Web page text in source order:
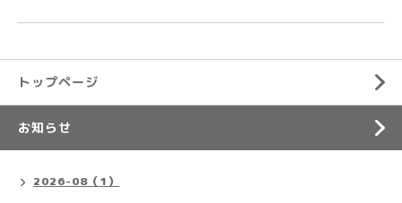
トップページ
お知らせ
2026-08（1）